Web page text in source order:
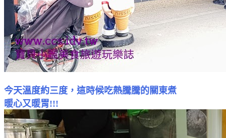
今天溫度約三度，這時候吃熱騰騰的關東煮
暖心又暖胃!!!